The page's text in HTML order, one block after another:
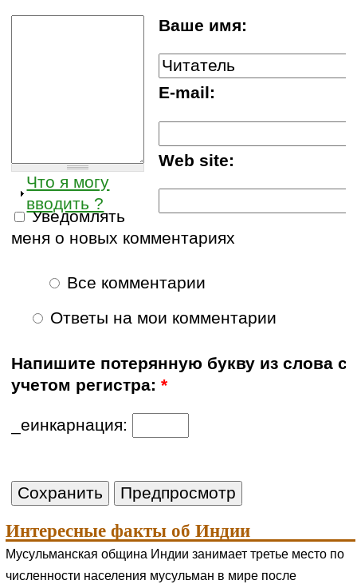
Ваше имя:
E-mail:
Web site:
Что я могу
вводить ?
Уведомлять
меня о новых комментариях
Все комментарии
Ответы на мои комментарии
Напишите потерянную букву из слова с
учетом регистра:*
_еинкарнация:
Интересные факты об Индии
Мусульманская община Индии занимает третье место по
численности населения мусульман в мире после